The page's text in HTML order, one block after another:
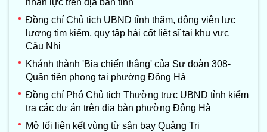
nhân lực trên địa bàn tỉnh
Đồng chí Chủ tịch UBND tỉnh thăm, động viên lực
lượng tìm kiếm, quy tập hài cốt liệt sĩ tại khu vực
Câu Nhi
Khánh thành 'Bia chiến thắng' của Sư đoàn 308-
Quân tiên phong tại phường Đông Hà
Đồng chí Phó Chủ tịch Thường trực UBND tỉnh kiểm
tra các dự án trên địa bàn phường Đông Hà
Mở lối liên kết vùng từ sân bay Quảng Trị